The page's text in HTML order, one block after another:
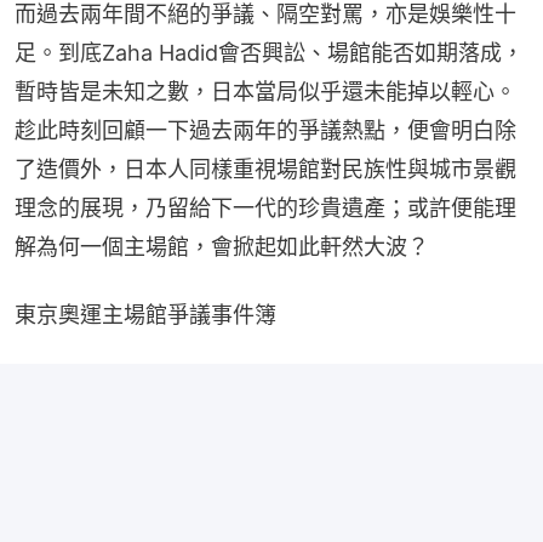
而過去兩年間不絕的爭議、隔空對罵，亦是娛樂性十
足。到底Zaha Hadid會否興訟、場館能否如期落成，
暫時皆是未知之數，日本當局似乎還未能掉以輕心。
趁此時刻回顧一下過去兩年的爭議熱點，便會明白除
了造價外，日本人同樣重視場館對民族性與城市景觀
理念的展現，乃留給下一代的珍貴遺產；或許便能理
解為何一個主場館，會掀起如此軒然大波？
東京奧運主場館爭議事件簿